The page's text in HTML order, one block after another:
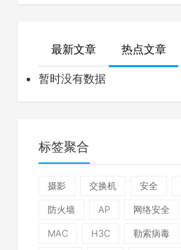
最新文章 热点文章
暂时没有数据
标签聚合
摄影 交换机 安全
防火墙 AP 网络安全
MAC H3C 勒索病毒